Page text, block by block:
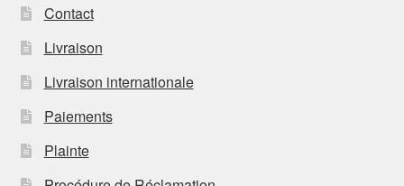
Contact
Livraison
Livraison internationale
Paiements
Plainte